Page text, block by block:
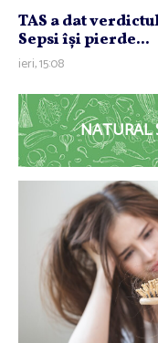
TAS a dat
Sepsi îşi pierde...
ieri, 15:08
NATURAL